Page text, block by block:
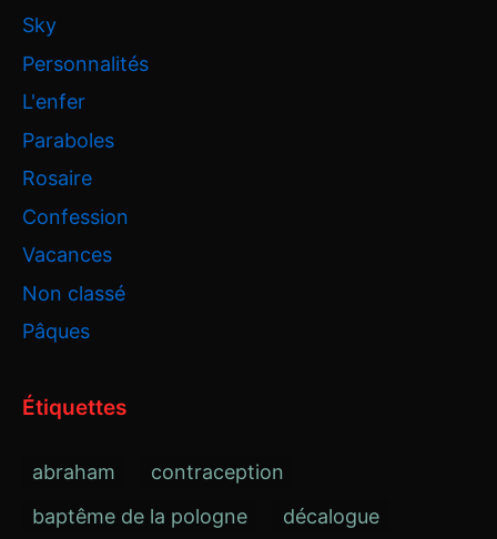
Sky
Personnalités
L'enfer
Paraboles
Rosaire
Confession
Vacances
Non classé
Pâques
Étiquettes
abraham
contraception
baptême de la pologne
décalogue